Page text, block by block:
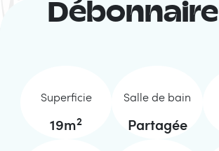
Débonnaire
Superficie
19m2
Salle de bain
Partagée